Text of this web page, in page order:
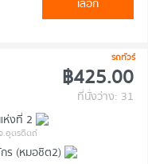
เลือก
รถทัวร์
฿425.00
ที่นั่งว่าง: 31
ห่งที่ 2
.อุตรดิตถ์
ร (หมอชิต2)